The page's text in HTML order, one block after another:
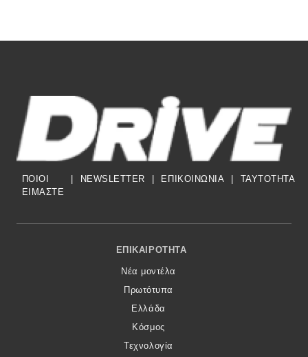
ΠΟΙΟΙ
ΕΙΜΑΣΤΕ
NEWSLETTER ΕΠΙΚΟΙΝΩΝΙΑ TAYTOTHTA
Footer Menu
ΕΠΙΚΑΙΡΌΤΗΤΑ
Νέα μοντέλα
Πρωτότυπα
Ελλάδα
Κόσμος
Τεχνολογία